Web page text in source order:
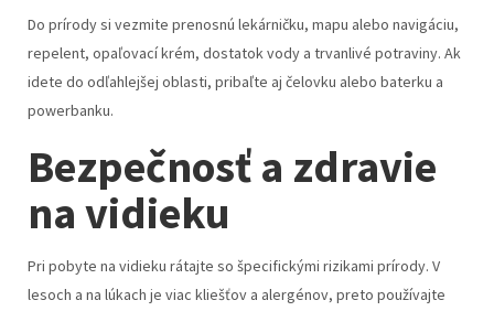
Do prírody si vezmite prenosnú lekárničku, mapu alebo navigáciu,
repelent, opaľovací krém, dostatok vody a trvanlivé potraviny. Ak
idete do odľahlejšej oblasti, pribaľte aj čelovku alebo baterku a
powerbanku.
Bezpečnosť a zdravie
na vidieku
Pri pobyte na vidieku rátajte so špecifickými rizikami prírody. V
lesoch a na lúkach je viac kliešťov a alergénov, preto používajte